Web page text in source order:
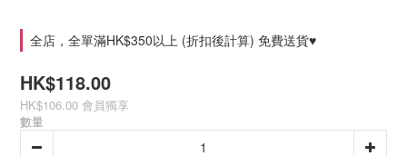
全店，全單滿HK$350以上 (折扣後計算) 免費送貨♥
HK$118.00
HK$106.00 會員獨享
數量